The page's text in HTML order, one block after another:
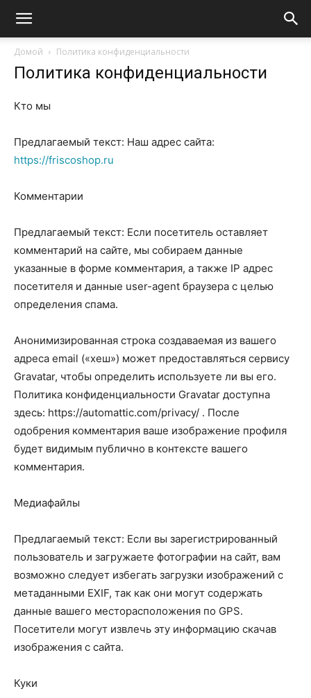
Домой Политика конфиденциальности
Политика конфиденциальности
Кто мы
Предлагаемый текст: Наш адрес сайта:
https://friscoshop.ru
Комментарии
Предлагаемый текст: Если посетитель оставляет
комментарий на сайте, мы собираем данные
указанные в форме комментария, а также IP адрес
посетителя и данные user-agent браузера с целью
определения спама.
Анонимизированная строка создаваемая из вашего
адреса email («хеш») может предоставляться сервису
Gravatar, чтобы определить используете ли вы его.
Политика конфиденциальности Gravatar доступна
здесь: https://automattic.com/privacy/ . После
одобрения комментария ваше изображение профиля
будет видимым публично в контексте вашего
комментария.
Медиафайлы
Предлагаемый текст: Если вы зарегистрированный
пользователь и загружаете фотографии на сайт, вам
возможно следует избегать загрузки изображений с
метаданными EXIF, так как они могут содержать
данные вашего месторасположения по GPS.
Посетители могут извлечь эту информацию скачав
изображения с сайта.
Куки